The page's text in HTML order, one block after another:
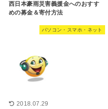
西日本豪雨災害義援金へのおすす
めの募金＆寄付方法
パソコン・スマホ・ネット
2018.07.29